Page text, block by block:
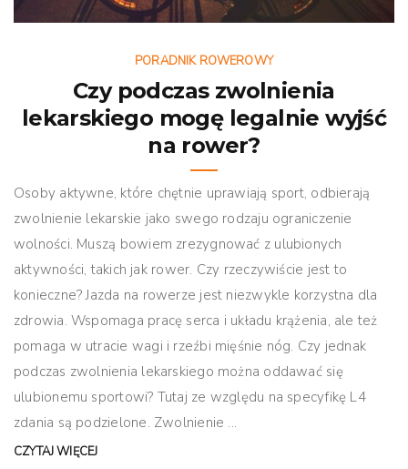
PORADNIK ROWEROWY
Czy podczas zwolnienia
lekarskiego mogę legalnie wyjść
na rower?
Osoby aktywne, które chętnie uprawiają sport, odbierają
zwolnienie lekarskie jako swego rodzaju ograniczenie
wolności. Muszą bowiem zrezygnować z ulubionych
aktywności, takich jak rower. Czy rzeczywiście jest to
konieczne? Jazda na rowerze jest niezwykle korzystna dla
zdrowia. Wspomaga pracę serca i układu krążenia, ale też
pomaga w utracie wagi i rzeźbi mięśnie nóg. Czy jednak
podczas zwolnienia lekarskiego można oddawać się
ulubionemu sportowi? Tutaj ze względu na specyfikę L4
zdania są podzielone. Zwolnienie ...
CZYTAJ WIĘCEJ